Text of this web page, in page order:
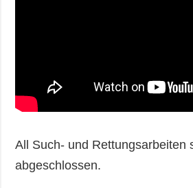
All Such- und Rettungsarbeiten
abgeschlossen.